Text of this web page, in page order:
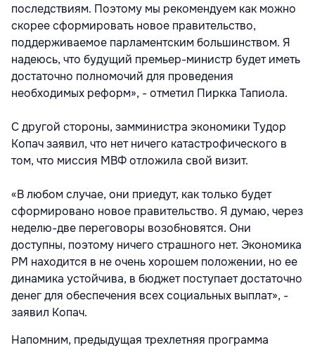
последствиям. Поэтому мы рекомендуем как можно
скорее сформировать новое правительство,
поддерживаемое парламентским большинством. Я
надеюсь, что будущий премьер-министр будет иметь
достаточно полномочий для проведения
необходимых реформ», - отметил Пиркка Тапиола.
С другой стороны, замминистра экономики Тудор
Копач заявил, что нет ничего катастрофического в
том, что миссия МВФ отложила свой визит.
«В любом случае, они приедут, как только будет
сформировано новое правительство. Я думаю, через
неделю-две переговоры возобновятся. Они
доступны, поэтому ничего страшного нет. Экономика
РМ находится в не очень хорошем положении, но ее
динамика устойчива, в бюджет поступает достаточно
денег для обеспечения всех социальных выплат», -
заявил Копач.
Напомним, предыдущая трехлетняя программа